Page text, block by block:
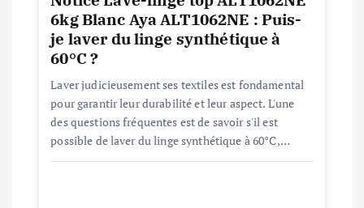
6kg Blanc Aya ALT1062NE : Puis-
je laver du linge synthétique à
60°C ?
Laver judicieusement ses textiles est fondamental
pour garantir leur durabilité et leur aspect. L'une
des questions fréquentes est de savoir s'il est
possible de laver du linge synthétique à 60°C,…